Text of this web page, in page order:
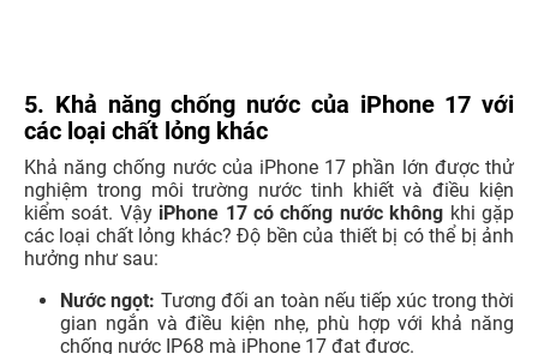
5. Khả năng chống nước của iPhone 17 với
các loại chất lỏng khác
Khả năng chống nước của iPhone 17 phần lớn được thử
nghiệm trong môi trường nước tinh khiết và điều kiện
kiểm soát. Vậy iPhone 17 có chống nước không khi gặp
các loại chất lỏng khác? Độ bền của thiết bị có thể bị ảnh
hưởng như sau:
Nước ngọt: Tương đối an toàn nếu tiếp xúc trong thời
gian ngắn và điều kiện nhẹ, phù hợp với khả năng
chống nước IP68 mà iPhone 17 đạt được.